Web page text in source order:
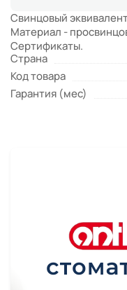
Свинцовый
Материал -
Сертификаты.
Страна
Код товара
Гарантия (мес)